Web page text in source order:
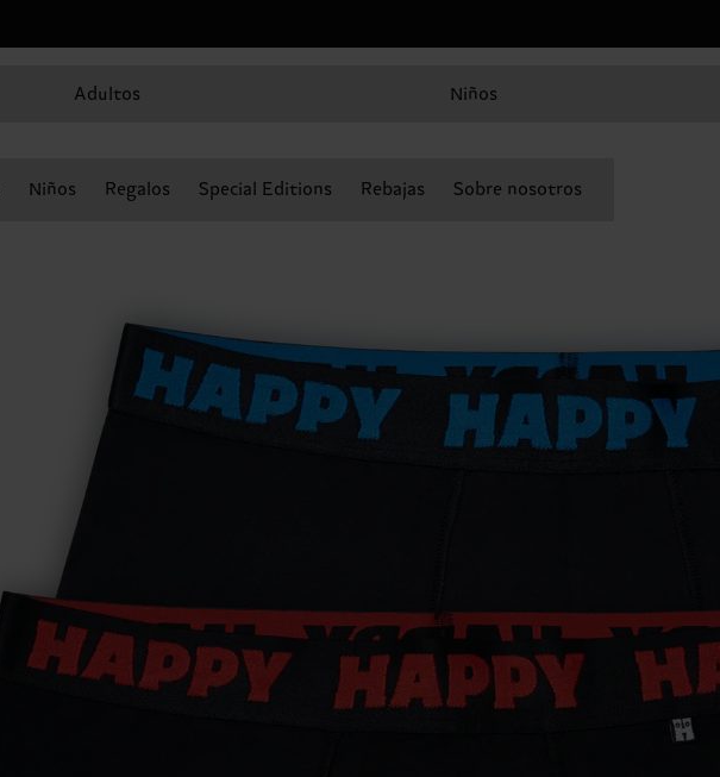
Adultos Niños
Niños Regalos Special Editions Rebajas Sobre nosotros